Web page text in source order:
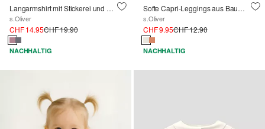
Langarmshirt mit Stickerei und Glitzerprint
s.Oliver
CHF 14.95CHF 19.90
NACHHALTIG
Softe Capri-Leggings aus Baumwollstretch
s.Oliver
CHF 9.95CHF 12.90
NACHHALTIG